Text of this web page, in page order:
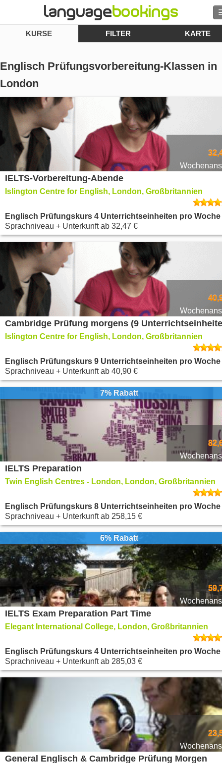
Suche
DURCHSUCHEN
Login
Hilfe
Währung €
Sprache
KURSE FILTER KARTE
Englisch Prüfungsvorbereitung-Klassen in
London
IELTS-Vorbereitung-Abende
Islington Centre for English, London, Großbritannien
Englisch Prüfungskurs 4 Unterrichtseinheiten pro Woche
Sprachniveau + Unterkunftab 32,47 €
Cambridge Prüfung morgens (9
Islington Centre for English, London, Großbritannien
Englisch Prüfungskurs 9 Unterrichtseinheiten pro Woche
Sprachniveau + Unterkunftab 40,90 €
7% Rabatt
IELTS Preparation
Twin English Centres - London, London, Großbritannien
Englisch Prüfungskurs 8 Unterrichtseinheiten pro Woche
Sprachniveau + Unterkunftab 258,15 €
6% Rabatt
IELTS Exam Preparation Part Time
Elegant International College, London, Großbritannien
Englisch Prüfungskurs 4 Unterrichtseinheiten pro Woche
Sprachniveau + Unterkunftab 285,03 €
General Englisch & Cambridge Prüfung Morgen